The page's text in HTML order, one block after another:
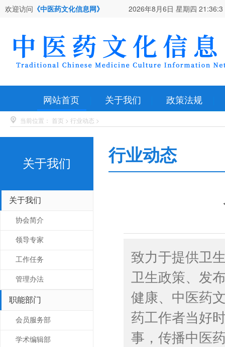
欢迎访问 《中医药文化信息网》 2026年8月6日 星期四 21:36:4
网站首页 关于我们 政策法规
当前位置： 首页 > 行业动态 >
关于我们
关于我们
协会简介
领导专家
工作任务
管理办法
职能部门
会员服务部
学术编辑部
行业动态
致力于提供卫
卫生政策、发
健康、中医药
药工作者当好
事，传播中医